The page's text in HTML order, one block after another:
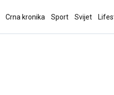
Crna kronika Sport Svijet